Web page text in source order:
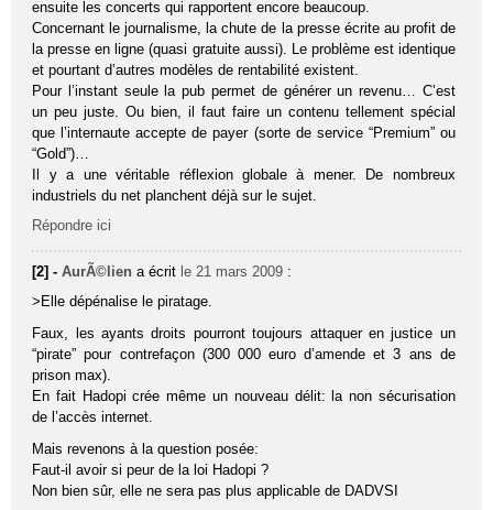
ensuite les concerts qui rapportent encore beaucoup.
Concernant le journalisme, la chute de la presse écrite au profit de
la presse en ligne (quasi gratuite aussi). Le problème est identique
et pourtant d’autres modèles de rentabilité existent.
Pour l’instant seule la pub permet de générer un revenu… C’est
un peu juste. Ou bien, il faut faire un contenu tellement spécial
que l’internaute accepte de payer (sorte de service “Premium” ou
“Gold”)…
Il y a une véritable réflexion globale à mener. De nombreux
industriels du net planchent déjà sur le sujet.
Répondre ici
[2] -AurÃ©lien a écrit le 21 mars 2009 :
>Elle dépénalise le piratage.
Faux, les ayants droits pourront toujours attaquer en justice un
“pirate” pour contrefaçon (300 000 euro d’amende et 3 ans de
prison max).
En fait Hadopi crée même un nouveau délit: la non sécurisation
de l’accès internet.
Mais revenons à la question posée:
Faut-il avoir si peur de la loi Hadopi ?
Non bien sûr, elle ne sera pas plus applicable de DADVSI